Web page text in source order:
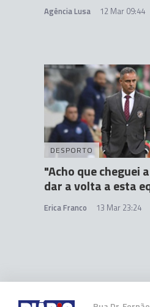
Agência Lusa 12 Mar 09:44
DESPORTO
"Acho que cheguei
dar a volta a esta
Erica Franco 13 Mar 23:24